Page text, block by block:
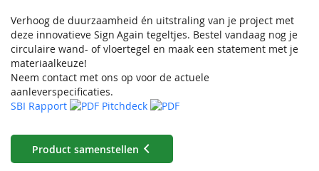
Verhoog de duurzaamheid én uitstraling van je project met
deze innovatieve Sign Again tegeltjes. Bestel vandaag nog je
circulaire wand- of vloertegel en maak een statement met je
materiaalkeuze!
Neem contact met ons op voor de actuele
aanleverspecificaties.
SBI Rapport
Pitchdeck
Product samenstellen